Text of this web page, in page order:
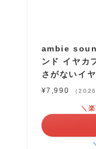
ambie
ンド イヤカ
さがないイ
¥7,990 （
＼